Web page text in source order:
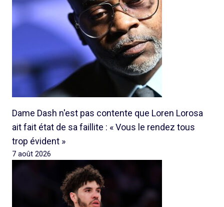
Dame Dash n'est pas contente que Loren Lorosa
ait fait état de sa faillite : « Vous le rendez tous
trop évident »
7 août 2026